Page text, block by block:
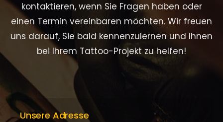
kontaktieren, wenn Sie Fragen haben oder
einen Termin vereinbaren möchten. Wir freuen
uns darauf, Sie bald kennenzulernen und Ihnen
bei Ihrem Tattoo-Projekt zu helfen!
Unsere Adresse